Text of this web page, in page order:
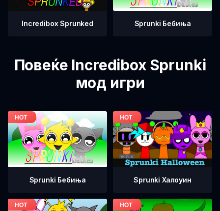
Incredibox Sprunked Sprunki Бебиња
Повеќе Incredibox Sprunki
мод игри
Sprunki Бебиња Sprunki Халоуин